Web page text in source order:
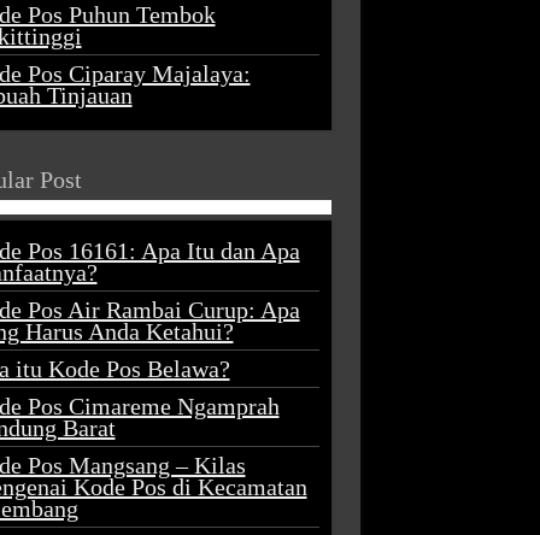
Pos Puhun Tembok
Pos Ciparay Majalaya:
Tinjauan
Post
Pos 16161: Apa Itu dan Apa
Pos Air Rambai Curup: Apa
Harus Anda Ketahui?
itu Kode Pos Belawa?
Pos Cimareme Ngamprah
Barat
Pos Mangsang – Kilas
Kode Pos di Kecamatan